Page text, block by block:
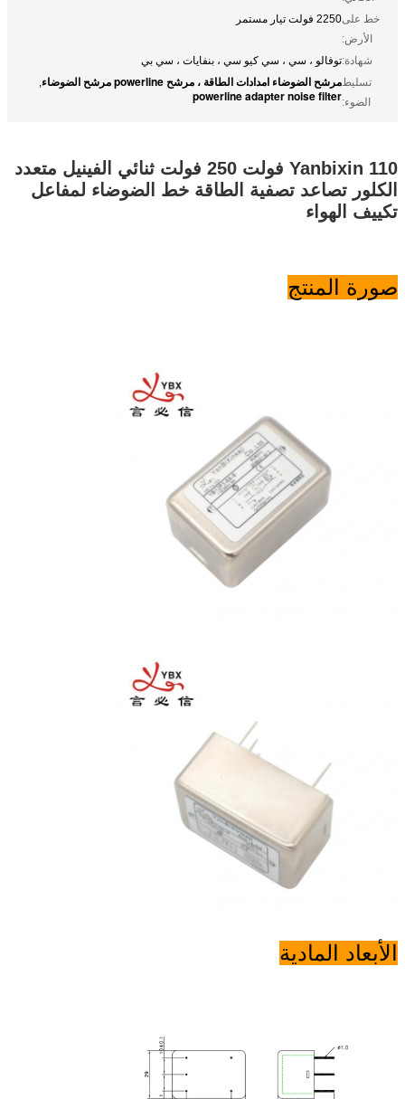
خط على
الأرض:
2250 فولت تيار مستمر
شهادة:توفالو ، سي ، سي كيو سي ، بنفايات ، سي بي
تسليط
الضوء:
مرشح الضوضاء امدادات الطاقة ، مرشح powerline مرشح الضوضاء ,
powerline adapter noise filter
Yanbixin 110 فولت 250 فولت ثنائي الفينيل متعدد
الكلور تصاعد تصفية الطاقة خط الضوضاء لمفاعل
تكييف الهواء
صورة المنتج
الأبعاد المادية